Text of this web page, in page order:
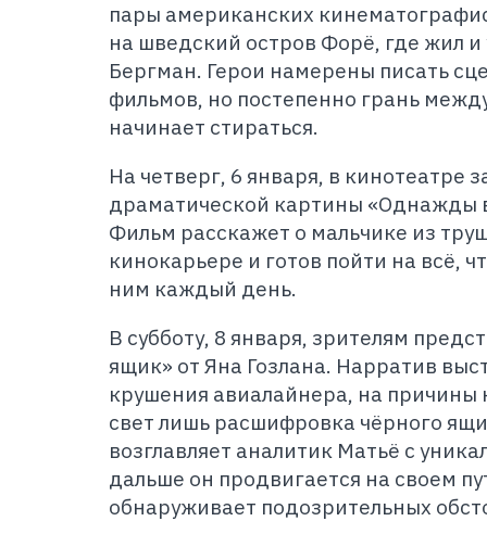
пары американских
на шведский остров Форё, где жил
Бергман. Герои намерены писать
фильмов, но постепенно грань
начинает стираться.
На четверг, 6 января, в кинотеатре
драматической картины «Однажды
Фильм расскажет о мальчике из
кинокарьере и готов пойти на всё,
ним каждый день.
В субботу, 8 января, зрителям
ящик» от Яна Гозлана. Нарратив
крушения авиалайнера, на причины
свет лишь расшифровка чёрного
возглавляет аналитик Матьё с
дальше он продвигается на своем
обнаруживает подозрительных